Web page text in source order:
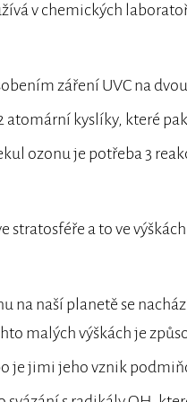
v chemických
záření UVC na
atomární kyslíky, které
ozonu je potřeba 3
stratosféře a to ve
na naší planetě se
malých výškách je
je jimi jeho vznik